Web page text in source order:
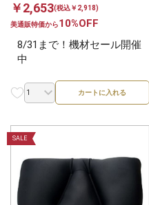
￥2,653(税込￥2,918)
美通販特価から10%OFF
8/31まで！機材セール開催
中
カートに入れる
SALE